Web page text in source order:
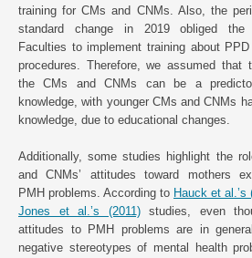
training for CMs and CNMs. Also, the
standard change in 2019 obliged the
Faculties to implement training about
procedures. Therefore, we assumed that
the CMs and CNMs can be a
knowledge, with younger CMs and CNMs
knowledge, due to educational changes.
Additionally, some studies highlight the
and CNMs’ attitudes toward mothers
PMH problems. According to Hauck et al.’s
Jones et al.’s (2011)studies, even
attitudes to PMH problems are in
negative stereotypes of mental health